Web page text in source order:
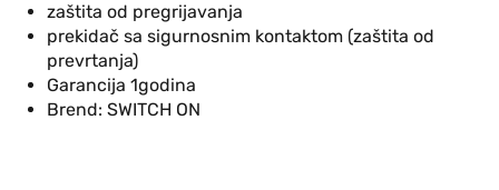
zaštita od pregrijavanja
prekidač sa sigurnosnim kontaktom (zaštita od
prevrtanja)
Garancija 1godina
Brend: SWITCH ON